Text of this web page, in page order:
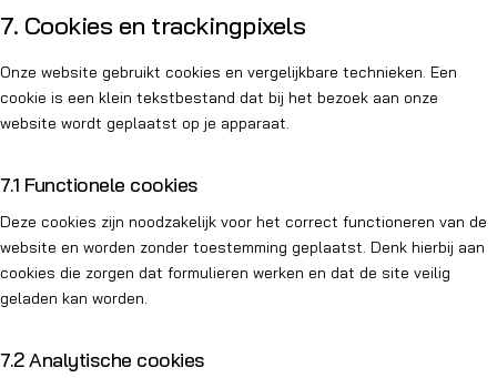
7. Cookies en trackingpixels
Onze website gebruikt cookies en vergelijkbare technieken. Een
cookie is een klein tekstbestand dat bij het bezoek aan onze
website wordt geplaatst op je apparaat.
7.1 Functionele cookies
Deze cookies zijn noodzakelijk voor het correct functioneren van de
website en worden zonder toestemming geplaatst. Denk hierbij aan
cookies die zorgen dat formulieren werken en dat de site veilig
geladen kan worden.
7.2 Analytische cookies